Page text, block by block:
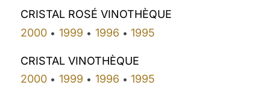
CRISTAL ROSÉ VINOTHÈQUE
2000 • 1999 • 1996 • 1995
CRISTAL VINOTHÈQUE
2000 • 1999 • 1996 • 1995